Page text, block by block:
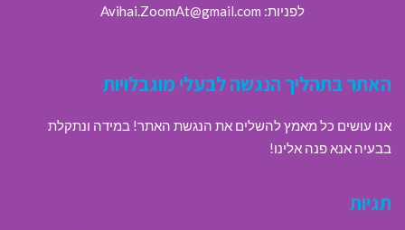
לפניות: Avihai.ZoomAt@gmail.com
האתר בתהליך הנגשה לבעלי מוגבלויות
אנו עושים כל מאמץ להשלים את הנגשת האתר! במידה ונתקלת
בבעיה אנא פנה אלינו!
תגיות